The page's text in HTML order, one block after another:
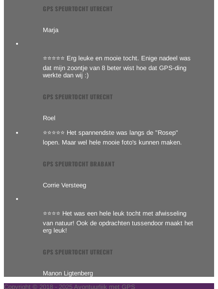
GPS SPEURTOCHT UTRECHT
Marja
⭐⭐⭐⭐⭐ Erg leuke en mooie tocht. Enige nadeel was
dat mijn zoontje van 8 beter wist hoe dat GPS-ding
werkte dan wij :)
GPS SPEURTOCHT UTRECHT
Roel
⭐⭐⭐⭐⭐ Het spannendste was langs de "Rosep"
lopen. Maar wel hele mooie foto's kunnen maken.
GPS SPEURTOCHT BRABANT
Corrie Versteeg
⭐⭐⭐⭐ Het was een hele leuk tocht met afwisseling
van natuur! Ook de opdrachten tussendoor maakt het
erg leuk!
GPS SPEURTOCHT UTRECHT
Manon Ligtenberg
Copyright © 2018 - 2025 Avontuurlijk met GPS